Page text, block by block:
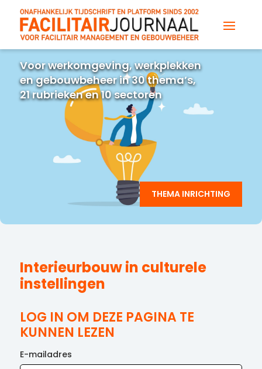
Voor werkomgeving, werkplekken
en gebouwbeheer in 30 thema’s,
21 rubrieken en 10 sectoren
THEMA INRICHTING
Interieurbouw in culturele
instellingen
LOG IN OM DEZE PAGINA TE
KUNNEN LEZEN
E-mailadres